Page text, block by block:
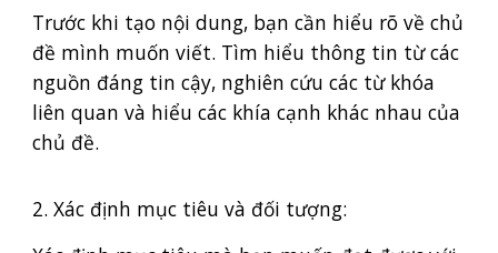
Trước khi tạo nội dung, bạn cần hiểu rõ về chủ
đề mình muốn viết. Tìm hiểu thông tin từ các
nguồn đáng tin cậy, nghiên cứu các từ khóa
liên quan và hiểu các khía cạnh khác nhau của
chủ đề.
2. Xác định mục tiêu và đối tượng: